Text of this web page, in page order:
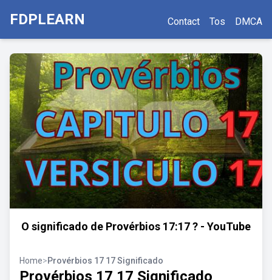
FDPLEARN Contact Tos DMCA
O significado de Provérbios 17:17 ? - YouTube
Home>Provérbios 17 17 Significado
Provérbios 17 17 Significado